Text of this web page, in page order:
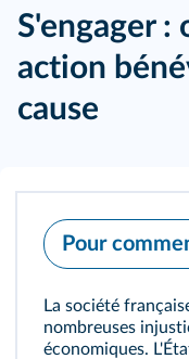
S'engager :
action
cause
Pour
La société
nombreuses
économiques.